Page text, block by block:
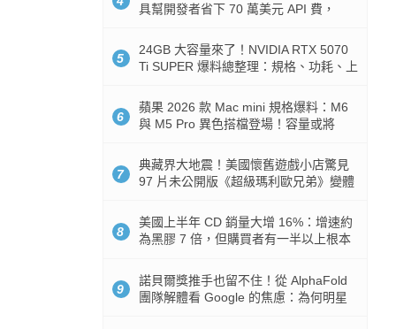
具幫開發者省下 70 萬美元 API 費，
5
24GB 大容量來了！NVIDIA RTX 5070
Ti SUPER 爆料總整理：規格、功耗、上
6
蘋果 2026 款 Mac mini 規格爆料：M6
與 M5 Pro 異色搭檔登場！容量或將
7
典藏界大地震！美國懷舊遊戲小店驚見
97 片未公開版《超級瑪利歐兄弟》變體
8
美國上半年 CD 銷量大增 16%：增速約
為黑膠 7 倍，但購買者有一半以上根本
9
諾貝爾獎推手也留不住！從 AlphaFold
團隊解體看 Google 的焦慮：為何明星